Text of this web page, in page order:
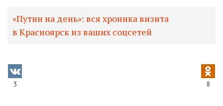
«Путин на день»: вся хроника визита
в Красноярск из ваших соцсетей
3 8